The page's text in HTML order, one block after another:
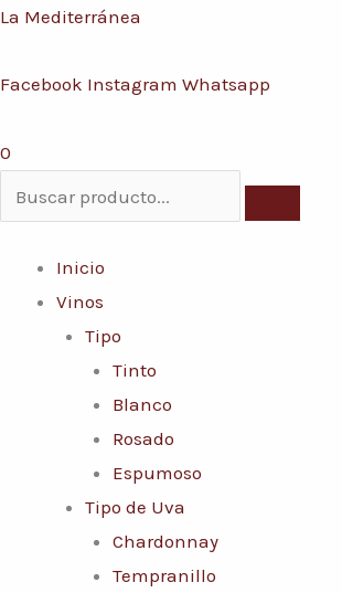
Ir
contenido
La Mediterránea
Facebook Instagram Whatsapp
0
Inicio
Vinos
Tipo
Tinto
Blanco
Rosado
Espumoso
Tipo de Uva
Chardonnay
Tempranillo
Menú